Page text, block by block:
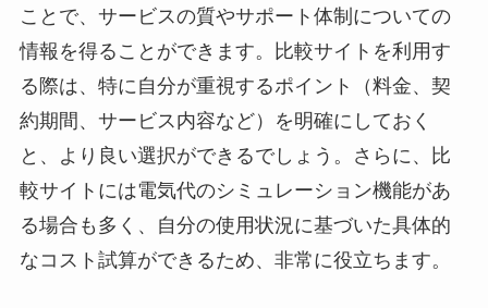
ことで、サービスの質やサポート体制についての
情報を得ることができます。比較サイトを利用す
る際は、特に自分が重視するポイント（料金、契
約期間、サービス内容など）を明確にしておく
と、より良い選択ができるでしょう。さらに、比
較サイトには電気代のシミュレーション機能があ
る場合も多く、自分の使用状況に基づいた具体的
なコスト試算ができるため、非常に役立ちます。